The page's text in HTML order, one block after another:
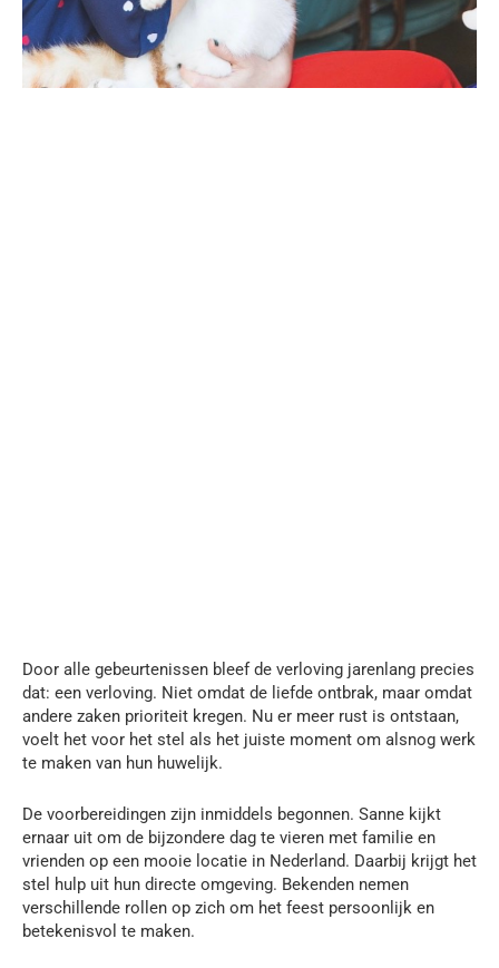
Door alle gebeurtenissen bleef de verloving jarenlang precies
dat: een verloving. Niet omdat de liefde ontbrak, maar omdat
andere zaken prioriteit kregen. Nu er meer rust is ontstaan,
voelt het voor het stel als het juiste moment om alsnog werk
te maken van hun huwelijk.
De voorbereidingen zijn inmiddels begonnen. Sanne kijkt
ernaar uit om de bijzondere dag te vieren met familie en
vrienden op een mooie locatie in Nederland. Daarbij krijgt het
stel hulp uit hun directe omgeving. Bekenden nemen
verschillende rollen op zich om het feest persoonlijk en
betekenisvol te maken.